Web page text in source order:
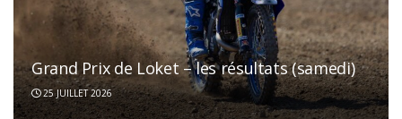
Grand Prix de Loket – les résultats (samedi)
25 JUILLET 2026